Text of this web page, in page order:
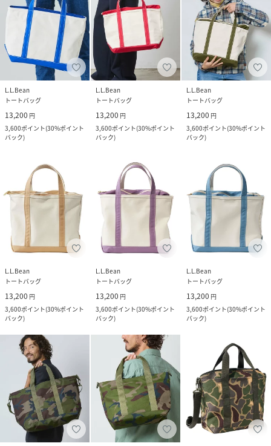
L.L.Bean
トートバッグ
13,200 円
3,600ポイント(30%ポイント
バック)
L.L.Bean
トートバッグ
13,200 円
3,600ポイント(30%ポイント
バック)
L.L.Bean
トートバッグ
13,200 円
3,600ポイント(30%ポイント
バック)
L.L.Bean
トートバッグ
13,200 円
3,600ポイント(30%ポイント
バック)
L.L.Bean
トートバッグ
13,200 円
3,600ポイント(30%ポイント
バック)
L.L.Bean
トートバッグ
13,200 円
3,600ポイント(30%ポイント
バック)